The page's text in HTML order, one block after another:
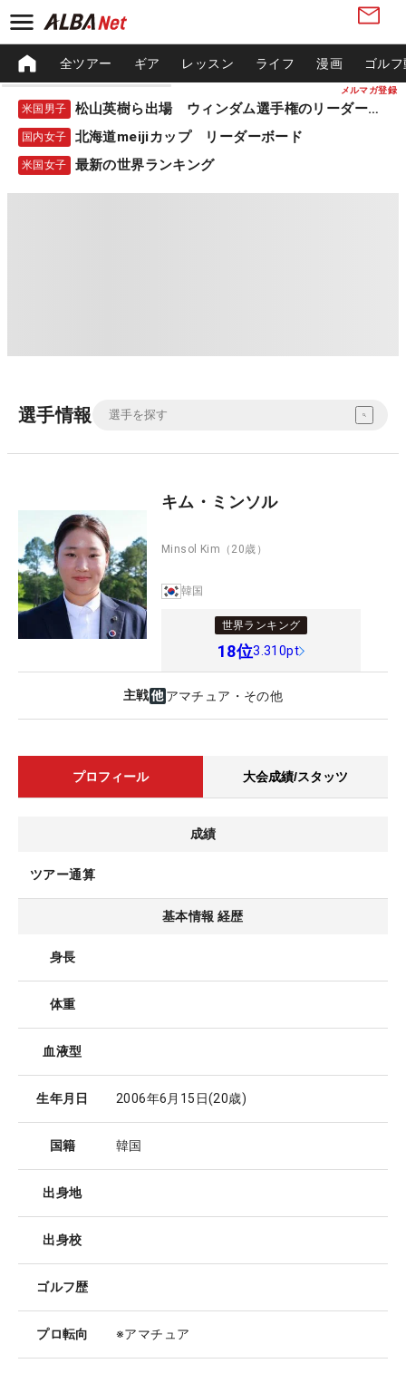
メルマガ登録
全ツアー ギア レッスン ライフ 漫画 ゴル
米国男子 松山英樹ら出場 ウィンダム選手権のリーダーボード
国内女子 北海道meijiカップ リーダーボード
米国女子 最新の世界ランキング
選手情報
キム・ミンソル
Minsol Kim （20歳）
韓国
世界ランキング
18位3.310pt
主戦 アマチュア・その他
プロフィール 大会成績/スタッツ
成績
ツアー通算
基本情報 経歴
身長
体重
血液型
生年月日 2006年6月15日(20歳)
国籍 韓国
出身地
出身校
ゴルフ歴
プロ転向 ※アマチュア